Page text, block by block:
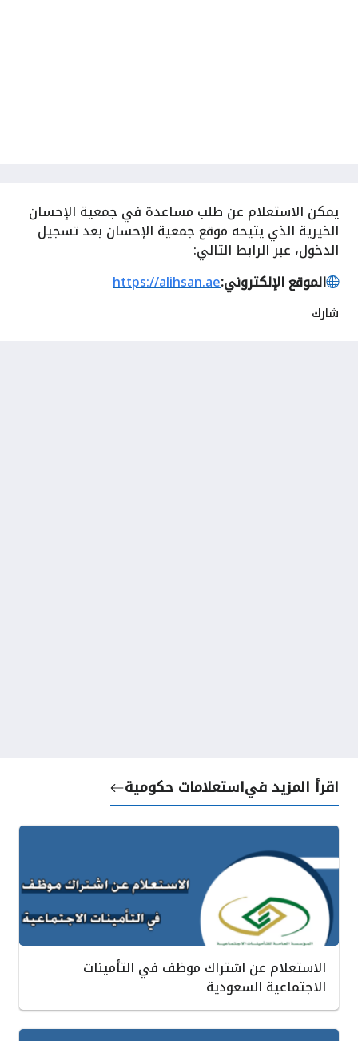
يمكن الاستعلام عن طلب مساعدة في جمعية الإحسان
الخيرية الذي يتيحه موقع جمعية الإحسان بعد تسجيل
الدخول، عبر الرابط التالي:
الموقع الإلكتروني:https://alihsan.ae
شارك
اقرأ المزيد فياستعلامات حكومية
الاستعلام عن اشتراك موظف في التأمينات
الاجتماعية السعودية